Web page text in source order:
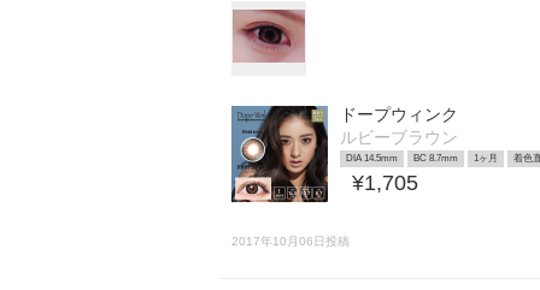
ドープウィンク
ルビーブラウン
DIA 14.5mm BC 8.7mm 1ヶ月 着色
¥1,705
2017年10月06日投稿